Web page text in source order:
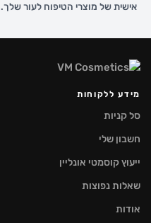
אישית של מוצרי הטיפוח לעור שלך.
מידע ללקוחות
סל קניות
חשבון שלי
ייעוץ קוסמטי אונליין
שאלות נפוצות
אודות